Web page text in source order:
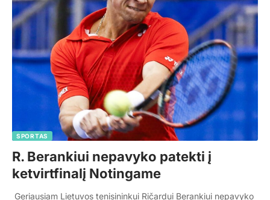
SPORTAS
R. Berankiui nepavyko patekti į
ketvirtfinalį Notingame
Geriausiam Lietuvos tenisininkui Ričardui Berankiui nepavyko